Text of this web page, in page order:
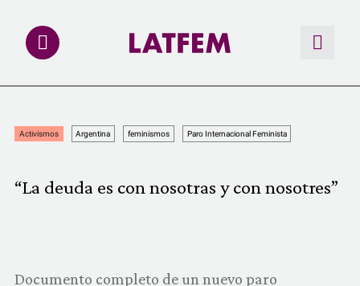
MULTIMEDIA
LATFEMLAB.
Activismos Argentina feminismos Paro Internacional Feminista
“La deuda es con nosotras y con nosotres”
Documento completo de un nuevo paro